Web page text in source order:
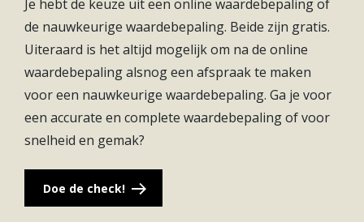
Maarsseveense Plassen en Utrecht? Je bent er zo.
Centraler kun je bijna niet wonen in Nederland.
Je hebt de keuze uit een online waardebepaling of
de nauwkeurige waardebepaling. Beide zijn gratis.
Uiteraard is het altijd mogelijk om na de online
waardebepaling alsnog een afspraak te maken
voor een nauwkeurige waardebepaling. Ga je voor
een accurate en complete waardebepaling of voor
snelheid en gemak?
Doe de check!